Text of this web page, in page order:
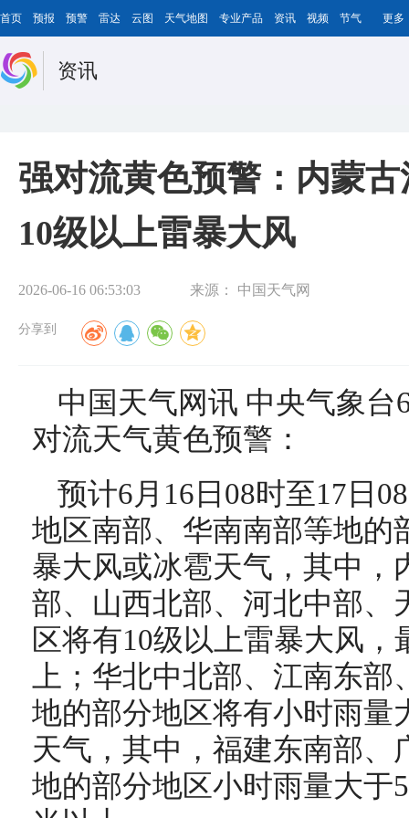
首页 预报 预警 雷达 云图 天气地图 专业产品 资讯 视频 节气 更多
资讯
强对流黄色预警：内蒙
10级以上雷暴大风
2026-06-16 06:53:03 来源： 中国天气网
分享到
中国天气网讯 中央气象台
对流天气黄色预警：
预计6月16日08时至17日
地区南部、华南南部等地的
暴大风或冰雹天气，其中，
部、山西北部、河北中部、
区将有10级以上雷暴大风，
上；华北中北部、江南东
地的部分地区将有小时雨量
天气，其中，福建东南部、
地的部分地区小时雨量大于